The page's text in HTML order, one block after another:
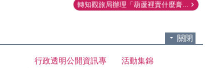
轉知觀旅局辦理「葫蘆裡賣什麼膏...
關閉
行政透明公開資訊專
活動集錦